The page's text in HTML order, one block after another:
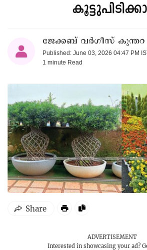
ജേക്കബ് വർഗീസ് കുന്തറ
Published: June 03, 2026 04:47 PM
1 minute Read
ADVERTISEMENT
Interested in showcasing your ad?